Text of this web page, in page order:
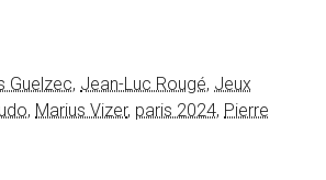
Guelzec, Jean-Luc Rougé, Jeux
, Marius Vizer, paris 2024, Pierre